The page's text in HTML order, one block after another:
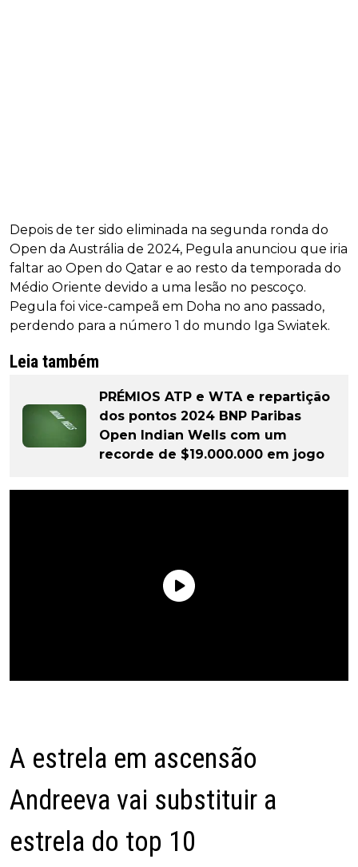
Depois de ter sido eliminada na segunda ronda do
Open da Austrália de 2024, Pegula anunciou que iria
faltar ao Open do Qatar e ao resto da temporada do
Médio Oriente devido a uma lesão no pescoço.
Pegula foi vice-campeã em Doha no ano passado,
perdendo para a número 1 do mundo Iga Swiatek.
Leia também
PRÉMIOS ATP e WTA e repartição
dos pontos 2024 BNP Paribas
Open Indian Wells com um
recorde de $19.000.000 em jogo
A estrela em ascensão
Andreeva vai substituir a
estrela do top 10